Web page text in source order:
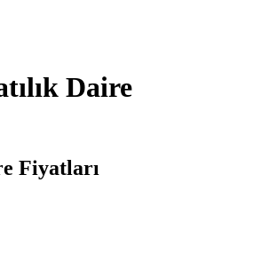
Daire
Fiyatları